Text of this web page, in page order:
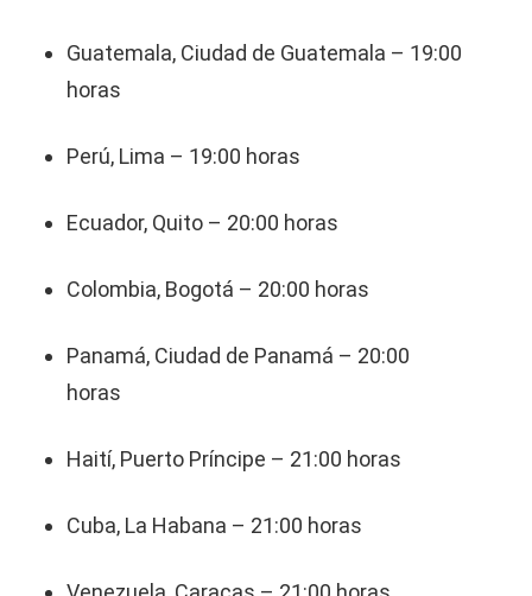
Guatemala, Ciudad de Guatemala – 19:00
horas
Perú, Lima – 19:00 horas
Ecuador, Quito – 20:00 horas
Colombia, Bogotá – 20:00 horas
Panamá, Ciudad de Panamá – 20:00
horas
Haití, Puerto Príncipe – 21:00 horas
Cuba, La Habana – 21:00 horas